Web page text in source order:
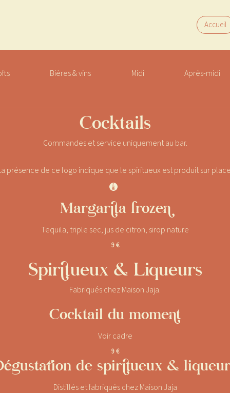
Accueil
Bières & vins Midi Après-midi
Cocktails
Commandes et service uniquement au bar.
présence de ce logo indique que le spiritueux est produit sur
Margarita frozen
Tequila, triple sec, jus de citron, sirop nature
9 €
Spiritueux & Liqueurs
Fabriqués chez Maison Jaja.
Cocktail du moment
Voir cadre
9 €
de spiritueux &
Distillés et fabriqués chez Maison Jaja